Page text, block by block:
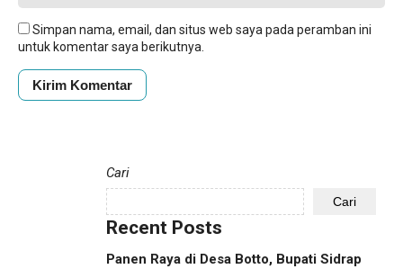
Simpan nama, email, dan situs web saya pada peramban ini
untuk komentar saya berikutnya.
Cari
Cari
Recent Posts
Panen Raya di Desa Botto, Bupati Sidrap